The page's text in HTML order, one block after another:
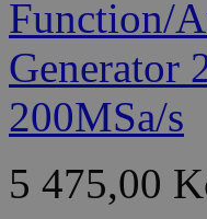
5 475,00